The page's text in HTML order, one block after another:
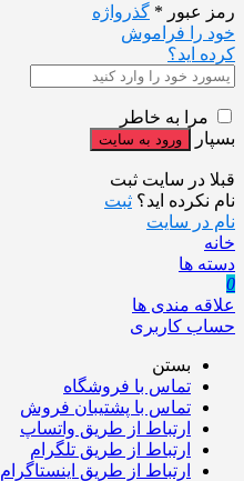
رمز عبور * گذرواژه
خود را فراموش
کرده اید؟
مرا به خاطر
بسپار
قبلا در سایت ثبت
نام نکرده اید؟ ثبت
نام در سایت
خانه
دسته ها
0
علاقه مندی ها
حساب کاربری
بستن
تماس با فروشگاه
تماس با پشتیبان فروش
ارتباط از طریق واتساپ
ارتباط از طریق تلگرام
ارتباط از طریق اینستاگرام